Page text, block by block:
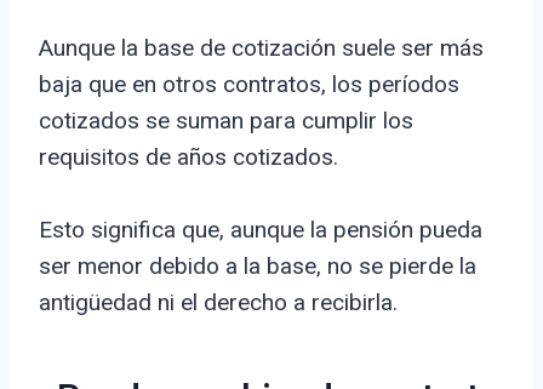
Aunque la base de cotización suele ser más
baja que en otros contratos, los períodos
cotizados se suman para cumplir los
requisitos de años cotizados.
Esto significa que, aunque la pensión pueda
ser menor debido a la base, no se pierde la
antigüedad ni el derecho a recibirla.